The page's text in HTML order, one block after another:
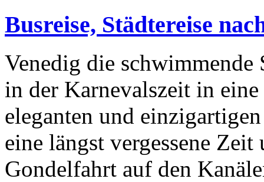
Busreise, Städtereise
Venedig die schwimmende
in der Karnevalszeit in
eleganten und
eine längst vergessene
Gondelfahrt auf den